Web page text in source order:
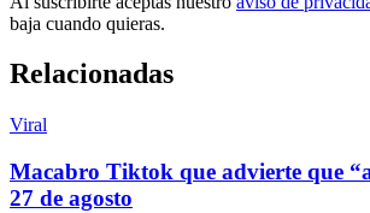
baja cuando quieras.
Relacionadas
Viral
Macabro Tiktok que advierte que
27 de agosto